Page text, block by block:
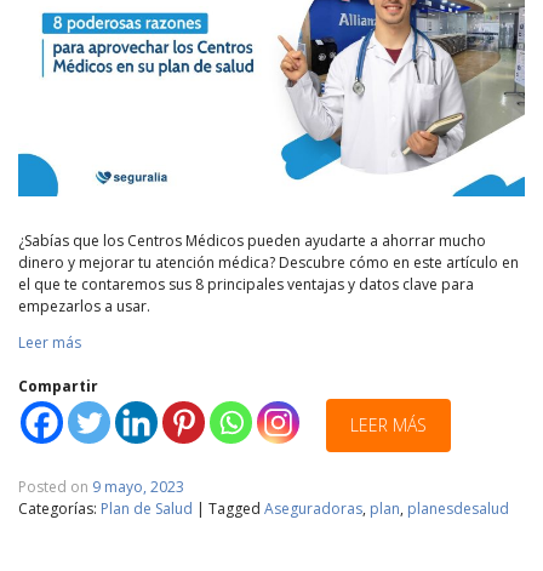
¿Sabías que los Centros Médicos pueden ayudarte a ahorrar mucho
dinero y mejorar tu atención médica? Descubre cómo en este artículo en
el que te contaremos sus 8 principales ventajas y datos clave para
empezarlos a usar.
Leer más
Compartir
LEER MÁS
Posted on 9 mayo, 2023
Categorías: Plan de Salud | Tagged Aseguradoras, plan, planesdesalud